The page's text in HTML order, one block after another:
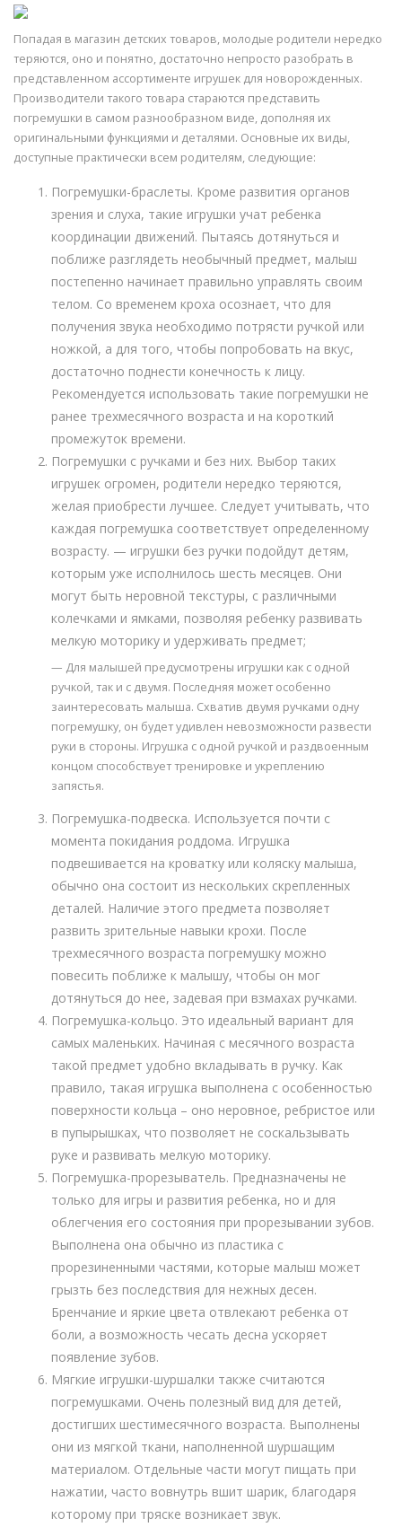
Попадая в магазин детских товаров, молодые родители нередко
теряются, оно и понятно, достаточно непросто разобрать в
представленном ассортименте игрушек для новорожденных.
Производители такого товара стараются представить
погремушки в самом разнообразном виде, дополняя их
оригинальными функциями и деталями. Основные их виды,
доступные практически всем родителям, следующие:
Погремушки-браслеты. Кроме развития органов
зрения и слуха, такие игрушки учат ребенка
координации движений. Пытаясь дотянуться и
поближе разглядеть необычный предмет, малыш
постепенно начинает правильно управлять своим
телом. Со временем кроха осознает, что для
получения звука необходимо потрясти ручкой или
ножкой, а для того, чтобы попробовать на вкус,
достаточно поднести конечность к лицу.
Рекомендуется использовать такие погремушки не
ранее трехмесячного возраста и на короткий
промежуток времени.
Погремушки с ручками и без них. Выбор таких
игрушек огромен, родители нередко теряются,
желая приобрести лучшее. Следует учитывать, что
каждая погремушка соответствует определенному
возрасту. — игрушки без ручки подойдут детям,
которым уже исполнилось шесть месяцев. Они
могут быть неровной текстуры, с различными
колечками и ямками, позволяя ребенку развивать
мелкую моторику и удерживать предмет;
— Для малышей предусмотрены игрушки как с одной
ручкой, так и с двумя. Последняя может особенно
заинтересовать малыша. Схватив двумя ручками одну
погремушку, он будет удивлен невозможности развести
руки в стороны. Игрушка с одной ручкой и раздвоенным
концом способствует тренировке и укреплению
запястья.
Погремушка-подвеска. Используется почти с
момента покидания роддома. Игрушка
подвешивается на кроватку или коляску малыша,
обычно она состоит из нескольких скрепленных
деталей. Наличие этого предмета позволяет
развить зрительные навыки крохи. После
трехмесячного возраста погремушку можно
повесить поближе к малышу, чтобы он мог
дотянуться до нее, задевая при взмахах ручками.
Погремушка-кольцо. Это идеальный вариант для
самых маленьких. Начиная с месячного возраста
такой предмет удобно вкладывать в ручку. Как
правило, такая игрушка выполнена с особенностью
поверхности кольца – оно неровное, ребристое или
в пупырышках, что позволяет не соскальзывать
руке и развивать мелкую моторику.
Погремушка-прорезыватель. Предназначены не
только для игры и развития ребенка, но и для
облегчения его состояния при прорезывании зубов.
Выполнена она обычно из пластика с
прорезиненными частями, которые малыш может
грызть без последствия для нежных десен.
Бренчание и яркие цвета отвлекают ребенка от
боли, а возможность чесать десна ускоряет
появление зубов.
Мягкие игрушки-шуршалки также считаются
погремушками. Очень полезный вид для детей,
достигших шестимесячного возраста. Выполнены
они из мягкой ткани, наполненной шуршащим
материалом. Отдельные части могут пищать при
нажатии, часто вовнутрь вшит шарик, благодаря
которому при тряске возникает звук.